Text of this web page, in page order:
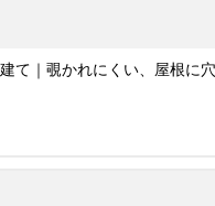
て｜覗かれにくい、屋根に